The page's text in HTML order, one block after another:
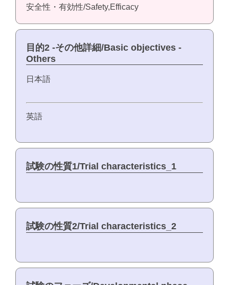
安全性・有効性/Safety,Efficacy
目的2 -その他詳細/Basic objectives -
Others
日本語
英語
試験の性質1/Trial characteristics_1
試験の性質2/Trial characteristics_2